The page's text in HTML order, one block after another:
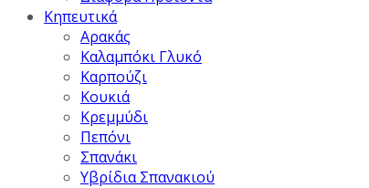
Κηπευτικά
Αρακάς
Καλαμπόκι Γλυκό
Καρπούζι
Κουκιά
Κρεμμύδι
Πεπόνι
Σπανάκι
Υβρίδια Σπανακιού